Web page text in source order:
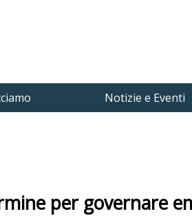
Notizie e Eventi
per governare